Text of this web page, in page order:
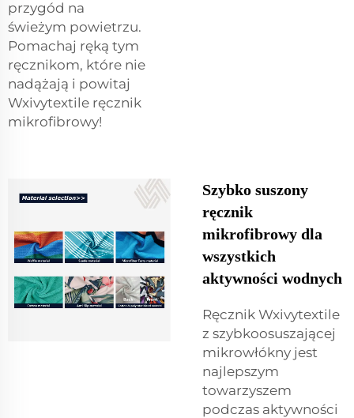
przygód na
świeżym powietrzu.
Pomachaj ręką tym
ręcznikom, które nie
nadążają i powitaj
Wxivytextile ręcznik
mikrofibrowy!
Szybko suszony
ręcznik
mikrofibrowy dla
wszystkich
aktywności wodnych
Ręcznik Wxivytextile
z szybkoosuszającej
mikrowłókny jest
najlepszym
towarzyszem
podczas aktywności